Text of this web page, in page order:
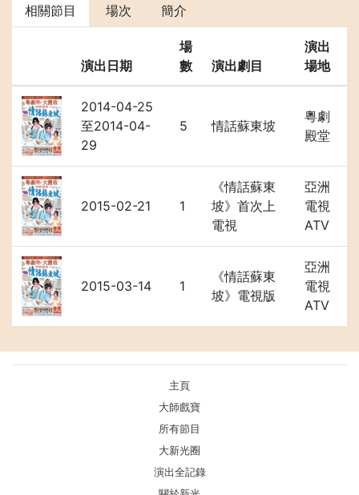
相關節目 場次 簡介
演出日期
場
數
演出劇目
演出
場地
2014-04-25
至2014-04-
29
5 情話蘇東坡
粵劇
殿堂
2015-02-21 1
《情話蘇東
坡》首次上
電視
亞洲
電視
ATV
2015-03-14 1
《情話蘇東
坡》電視版
亞洲
電視
ATV
主頁
大師戲寶
所有節目
大新光圈
演出全記錄